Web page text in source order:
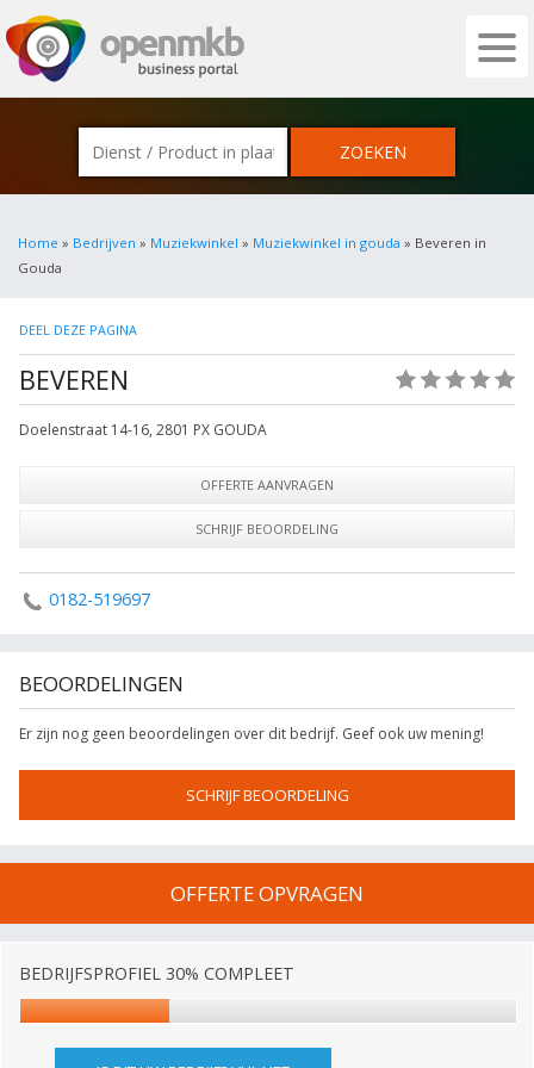
OPENMKB - DE ZAKELIJKE PORTAL
Home » Bedrijven » Muziekwinkel » Muziekwinkel in gouda » Beveren in
Gouda
DEEL DEZE PAGINA
BEVEREN
Doelenstraat 14-16, 2801 PX GOUDA
OFFERTE AANVRAGEN
SCHRIJF BEOORDELING
0182-519697
BEOORDELINGEN
Er zijn nog geen beoordelingen over dit bedrijf. Geef ook uw mening!
SCHRIJF BEOORDELING
OFFERTE OPVRAGEN
BEDRIJFSPROFIEL 30% COMPLEET